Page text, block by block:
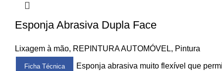
Esponja Abrasiva Dupla Face
Lixagem à mão, REPINTURA AUTOMÓVEL, Pintura
Ficha Técnica Esponja abrasiva muito flexível que